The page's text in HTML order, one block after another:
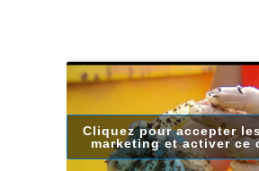
Cliquez pour accepter
marketing et activer ce